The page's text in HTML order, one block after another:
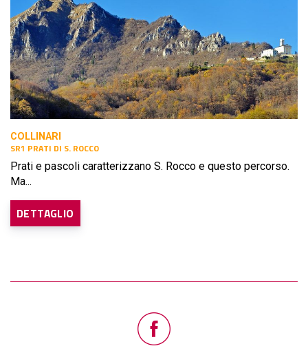
COLLINARI
SR1 PRATI DI S. ROCCO
Prati e pascoli caratterizzano S. Rocco e questo percorso.
Ma...
DETTAGLIO